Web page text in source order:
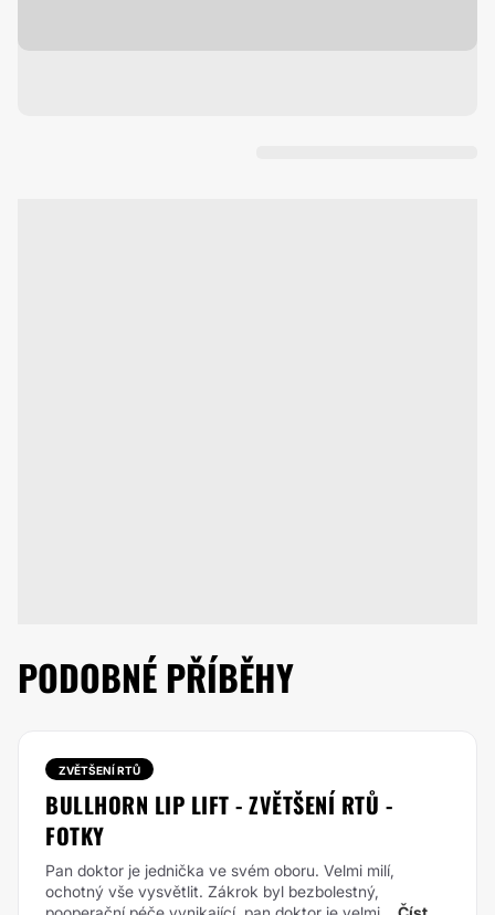
PODOBNÉ PŘÍBĚHY
ZVĚTŠENÍ RTŮ
BULLHORN LIP LIFT - ZVĚTŠENÍ RTŮ -
FOTKY
Pan doktor je jednička ve svém oboru. Velmi milí,
ochotný vše vysvětlit. Zákrok byl bezbolestný,